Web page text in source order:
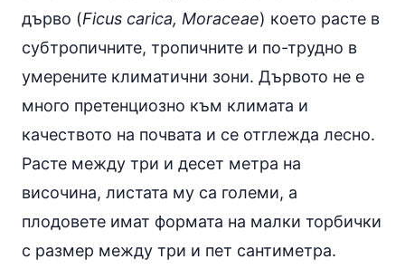
дърво (Ficus carica, Moraceae) което расте в
субтропичните, тропичните и по-трудно в
умерените климатични зони. Дървото не е
много претенциозно към климата и
качеството на почвата и се отглежда лесно.
Расте между три и десет метра на
височина, листата му са големи, а
плодовете имат формата на малки торбички
с размер между три и пет сантиметра.